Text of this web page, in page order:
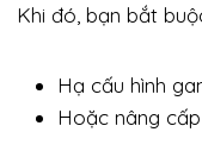
Khi đó, bạn bắt
Hạ cấu hình
Hoặc nâng